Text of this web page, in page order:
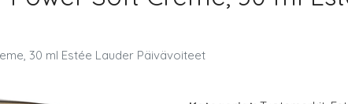
30 ml Estée Lauder Päivävoiteet